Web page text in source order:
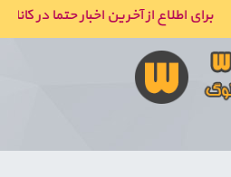
برای اطلاع از آخرین اخبار حتما در